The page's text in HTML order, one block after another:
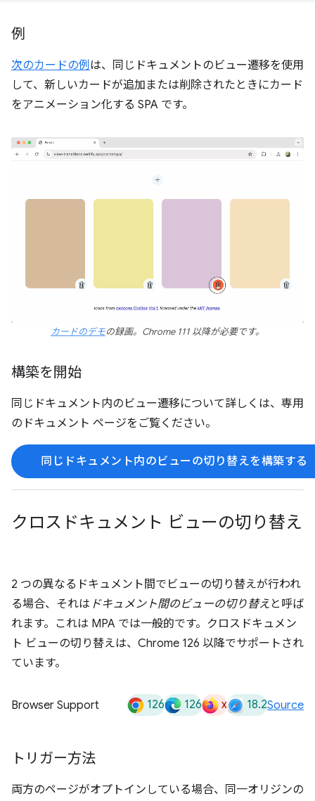
例
次のカードの例は、同じドキュメントのビュー遷移を使用
して、新しいカードが追加または削除されたときにカード
をアニメーション化する SPA です。
カードのデモの録画。Chrome 111 以降が必要です。
構築を開始
同じドキュメント内のビュー遷移について詳しくは、専用
のドキュメント ページをご覧ください。
同じドキュメント内のビューの切り替えを構築する
クロスドキュメント ビューの切り替え
2 つの異なるドキュメント間でビューの切り替えが行われ
る場合、それは ドキュメント間のビューの切り替え と呼ば
れます。これは MPA では一般的です。クロスドキュメン
ト ビューの切り替えは、Chrome 126 以降でサポートされ
ています。
Browser Support 126 126 x 18.2Source
トリガー方法
両方のページがオプトインしている場合、同一オリジンの